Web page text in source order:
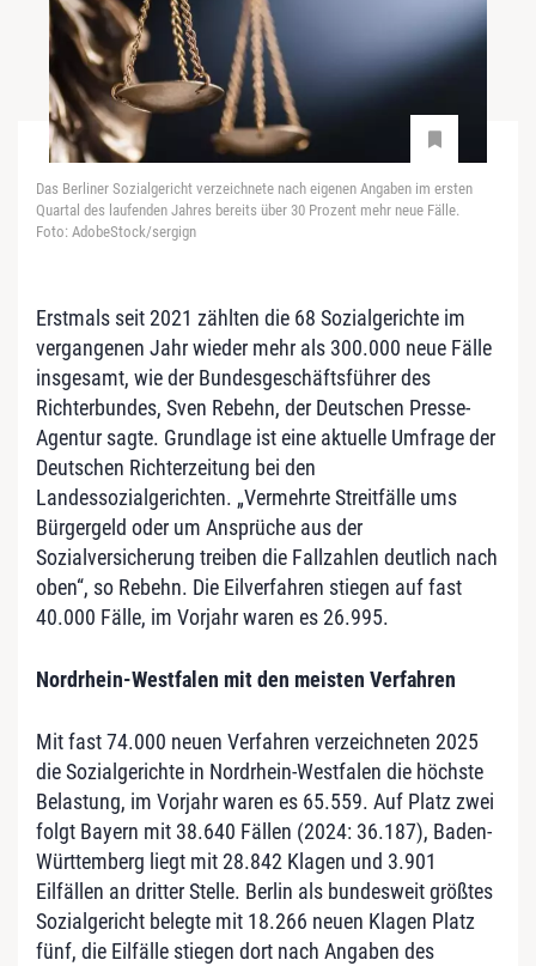
Das Berliner Sozialgericht verzeichnete nach eigenen Angaben im ersten
Quartal des laufenden Jahres bereits über 30 Prozent mehr neue Fälle.
Foto: AdobeStock/sergign
Erstmals seit 2021 zählten die 68 Sozialgerichte im
vergangenen Jahr wieder mehr als 300.000 neue Fälle
insgesamt, wie der Bundesgeschäftsführer des
Richterbundes, Sven Rebehn, der Deutschen Presse-
Agentur sagte. Grundlage ist eine aktuelle Umfrage der
Deutschen Richterzeitung bei den
Landessozialgerichten. „Vermehrte Streitfälle ums
Bürgergeld oder um Ansprüche aus der
Sozialversicherung treiben die Fallzahlen deutlich nach
oben“, so Rebehn. Die Eilverfahren stiegen auf fast
40.000 Fälle, im Vorjahr waren es 26.995.
Nordrhein-Westfalen mit den meisten Verfahren
Mit fast 74.000 neuen Verfahren verzeichneten 2025
die Sozialgerichte in Nordrhein-Westfalen die höchste
Belastung, im Vorjahr waren es 65.559. Auf Platz zwei
folgt Bayern mit 38.640 Fällen (2024: 36.187), Baden-
Württemberg liegt mit 28.842 Klagen und 3.901
Eilfällen an dritter Stelle. Berlin als bundesweit größtes
Sozialgericht belegte mit 18.266 neuen Klagen Platz
fünf, die Eilfälle stiegen dort nach Angaben des